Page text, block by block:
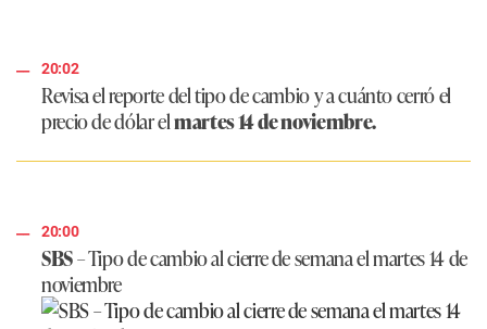
20:02
Revisa el reporte del tipo de cambio y a cuánto cerró el
precio de dólar elmartes 14 de noviembre.
20:00
SBS– Tipo de cambio al cierre de semana el martes 14 de
noviembre